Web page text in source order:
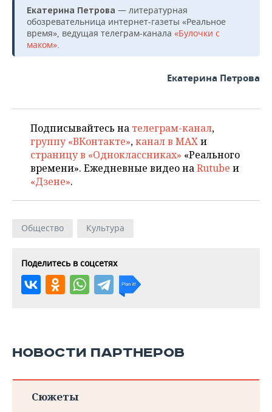
Екатерина Петрова — литературная
обозревательница интернет-газеты «Реальное
время», ведущая телеграм-канала «Булочки с
маком»
Екатерина Петрова
Подписывайтесь на телеграм-канал,
группу «ВКонтакте»,канал в MAXи
страницу в «Одноклассниках» «Реального
времени». Ежедневные видео наRutube и
«Дзене».
Общество Культура
Поделитесь в соцсетях
НОВОСТИ ПАРТНЕРОВ
Сюжеты